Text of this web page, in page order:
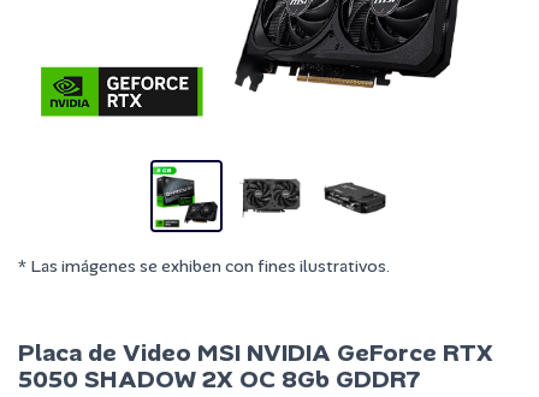
* Las imágenes se exhiben con fines ilustrativos.
Placa de Video MSI NVIDIA GeForce RTX
5050 SHADOW 2X OC 8Gb GDDR7